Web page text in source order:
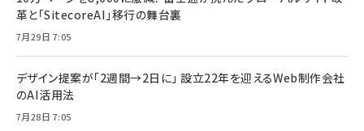
革と「SitecoreAI」移行の舞台裏
7月29日 7:05
デザイン提案が「2週間→2日に」 設立22年を迎えるWeb制作会社
のAI活用法
7月28日 7:05